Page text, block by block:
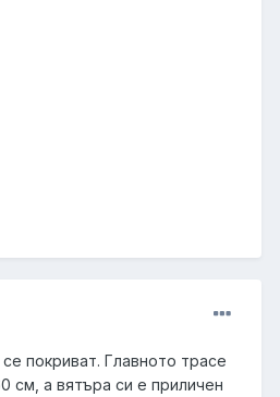
покриват. Главното трасе
см, а вятъра си е приличен